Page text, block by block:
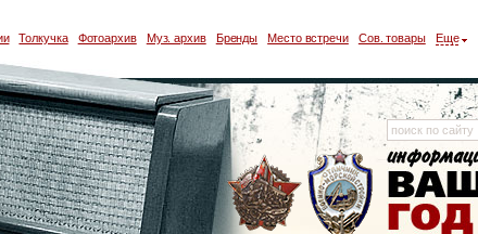
Толкучка Фотоархив Муз. архив Бренды Место встречи Сов. товары Еще